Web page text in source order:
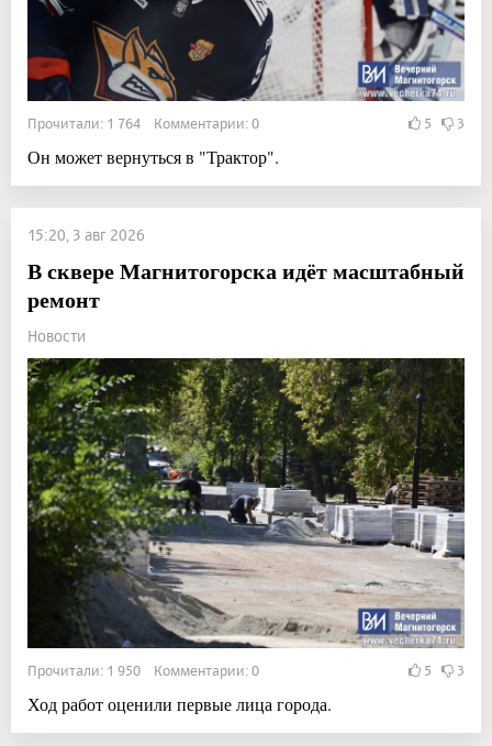
Прочитали: 1 764 Комментарии: 0 5 3
Он может вернуться в "Трактор".
15:20, 3 авг 2026
В сквере Магнитогорска идёт масштабный
ремонт
Новости
Прочитали: 1 950 Комментарии: 0 5 3
Ход работ оценили первые лица города.